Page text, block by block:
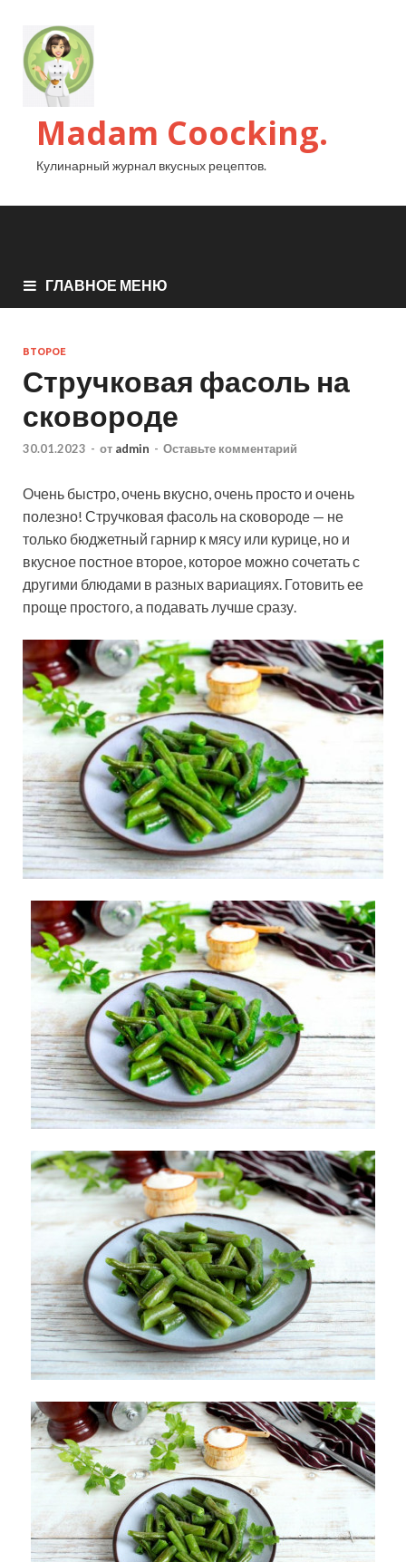
Madam Coocking.
Кулинарный журнал вкусных рецептов.
ГЛАВНОЕ МЕНЮ
ВТОРОЕ
Стручковая фасоль на
сковороде
30.01.2023 - от admin - Оставьте комментарий
Очень быстро, очень вкусно, очень просто и очень
полезно! Стручковая фасоль на сковороде — не
только бюджетный гарнир к мясу или курице, но и
вкусное постное второе, которое можно сочетать с
другими блюдами в разных вариациях. Готовить ее
проще простого, а подавать лучше сразу.